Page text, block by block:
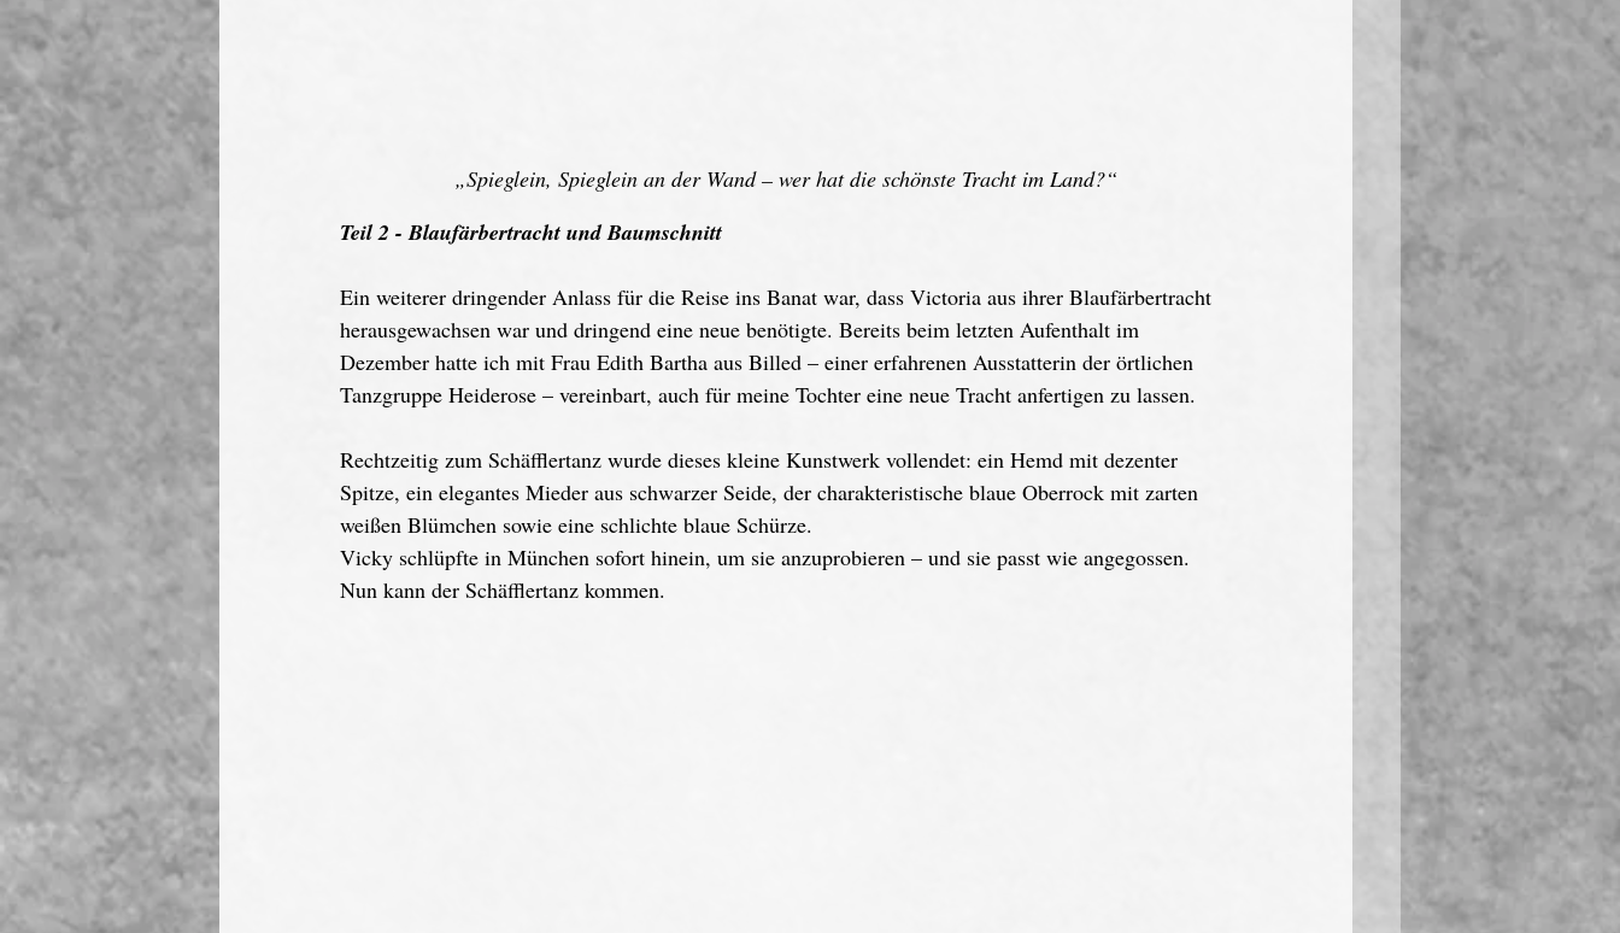
„Spieglein, Spieglein an der Wand – wer hat die schönste Tracht im Land?“
Teil 2 - Blaufärbertracht und Baumschnitt
Ein weiterer dringender Anlass für die Reise ins Banat war, dass Victoria aus ihrer Blaufärbertracht
herausgewachsen war und dringend eine neue benötigte. Bereits beim letzten Aufenthalt im
Dezember hatte ich mit Frau Edith Bartha aus Billed – einer erfahrenen Ausstatterin der örtlichen
Tanzgruppe Heiderose – vereinbart, auch für meine Tochter eine neue Tracht anfertigen zu lassen.
Rechtzeitig zum Schäfflertanz wurde dieses kleine Kunstwerk vollendet: ein Hemd mit dezenter
Spitze, ein elegantes Mieder aus schwarzer Seide, der charakteristische blaue Oberrock mit zarten
weißen Blümchen sowie eine schlichte blaue Schürze.
Vicky schlüpfte in München sofort hinein, um sie anzuprobieren – und sie passt wie angegossen.
Nun kann der Schäfflertanz kommen.